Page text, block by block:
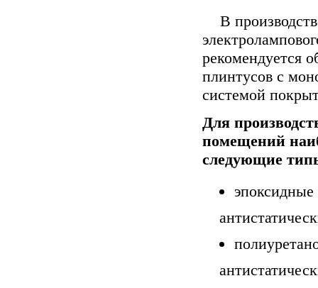
В
рекомендуется
плинтусов с
системой
Для
помещений
следующие